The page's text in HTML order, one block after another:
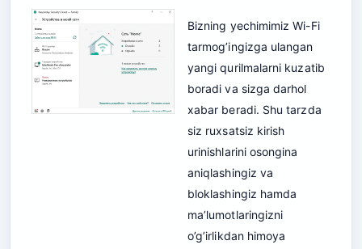
Bizning yechimimiz Wi-Fi
tarmog’ingizga ulangan
yangi qurilmalarni kuzatib
boradi va sizga darhol
xabar beradi. Shu tarzda
siz ruxsatsiz kirish
urinishlarini osongina
aniqlashingiz va
bloklashingiz hamda
ma’lumotlaringizni
o’g’irlikdan himoya